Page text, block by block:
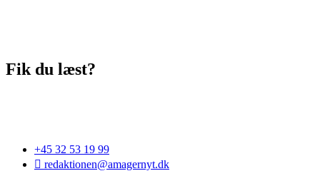
Fik du læst?
+45 32 53 19 99
redaktionen@amagernyt.dk